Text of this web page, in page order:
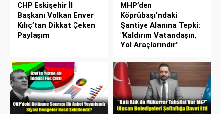
CHP Eskişehir İl
Başkanı Volkan Enver
Kılıç’tan Dikkat Çeken
Paylaşım
MHP’den
Köprübaşı’ndaki
Şantiye Alanına Tepki:
"Kaldırım Vatandaşın,
Yol Araçlarındır"